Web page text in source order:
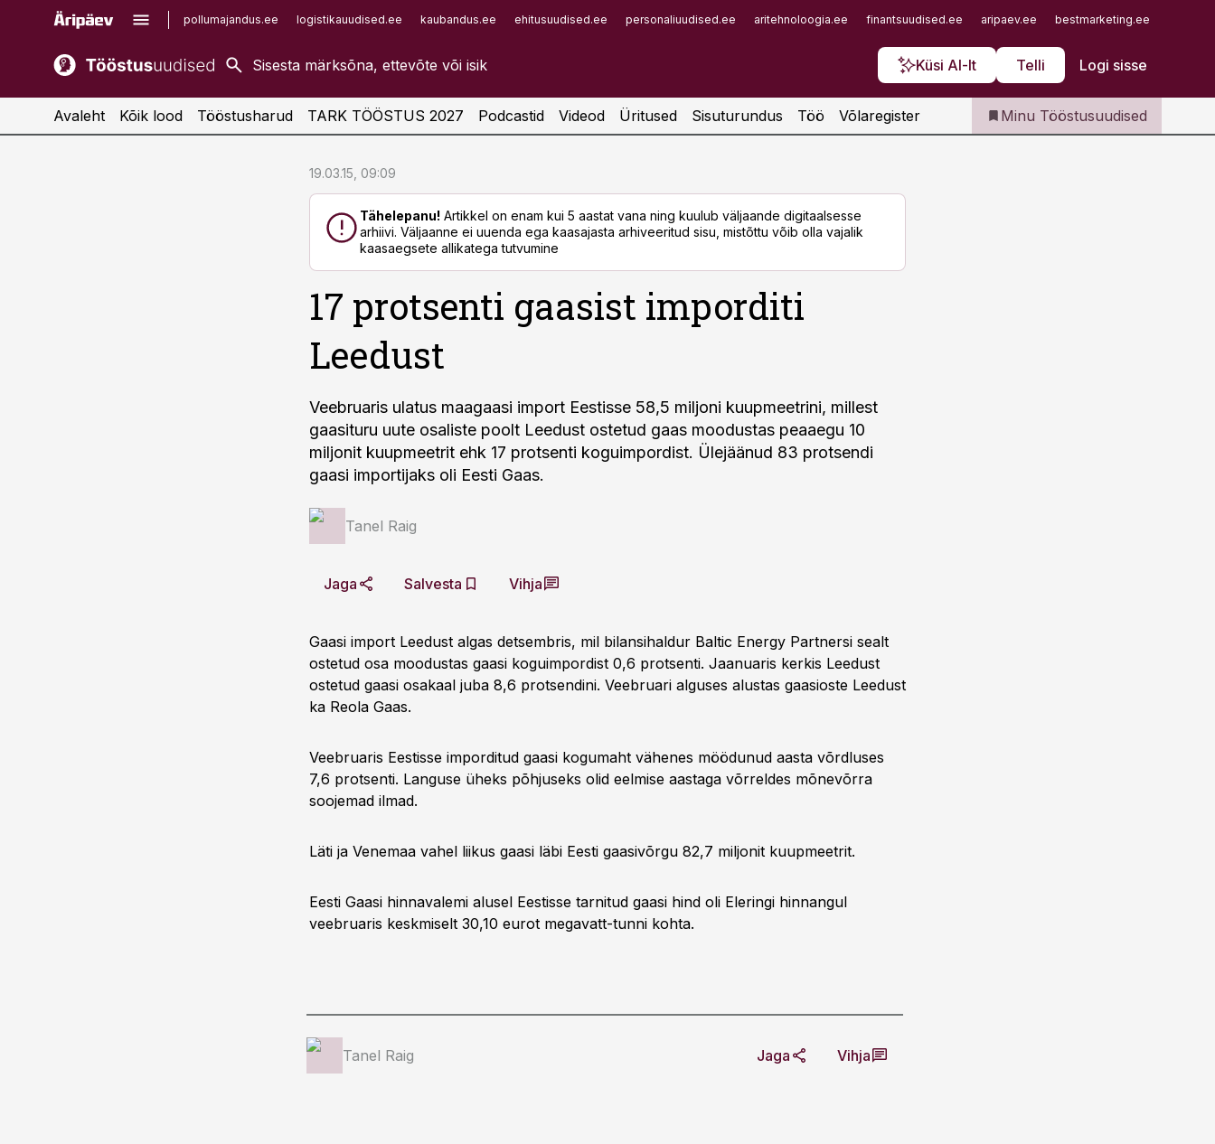
pollumajandus.ee logistikauudised.ee kaubandus.ee ehitusuudised.ee personaliuudised.ee aritehnoloogia.ee finantsuudised.ee aripaev.ee bestmarketing.ee
Küsi AI-lt Telli Logi sisse
kaubandus.ee
kinnisvarauudised.ee
imelineajalugu.ee
Infopank
Iseteenindus
Telli Tööstusuudised
Avaleht Kõik lood Tööstusharud TARK TÖÖSTUS 2027 Podcastid Videod Üritused Sisuturundus Töö Võlaregister Minu Tööstusuudised
19.03.15, 09:09
Tähelepanu! Artikkel on enam kui 5 aastat vana ning kuulub väljaande digitaalsesse
arhiivi. Väljaanne ei uuenda ega kaasajasta arhiveeritud sisu, mistõttu võib olla vajalik
kaasaegsete allikatega tutvumine
17 protsenti gaasist imporditi
Leedust
Veebruaris ulatus maagaasi import Eestisse 58,5 miljoni kuupmeetrini, millest
gaasituru uute osaliste poolt Leedust ostetud gaas moodustas peaaegu 10
miljonit kuupmeetrit ehk 17 protsenti koguimpordist. Ülejäänud 83 protsendi
gaasi importijaks oli Eesti Gaas.
Tanel Raig
Jaga Salvesta Vihja
Gaasi import Leedust algas detsembris, mil bilansihaldur Baltic Energy Partnersi sealt
ostetud osa moodustas gaasi koguimpordist 0,6 protsenti. Jaanuaris kerkis Leedust
ostetud gaasi osakaal juba 8,6 protsendini. Veebruari alguses alustas gaasioste Leedust
ka Reola Gaas.
Veebruaris Eestisse imporditud gaasi kogumaht vähenes möödunud aasta võrdluses
7,6 protsenti. Languse üheks põhjuseks olid eelmise aastaga võrreldes mõnevõrra
soojemad ilmad.
Läti ja Venemaa vahel liikus gaasi läbi Eesti gaasivõrgu 82,7 miljonit kuupmeetrit.
Eesti Gaasi hinnavalemi alusel Eestisse tarnitud gaasi hind oli Eleringi hinnangul
veebruaris keskmiselt 30,10 eurot megavatt-tunni kohta.
Tanel Raig Jaga Vihja